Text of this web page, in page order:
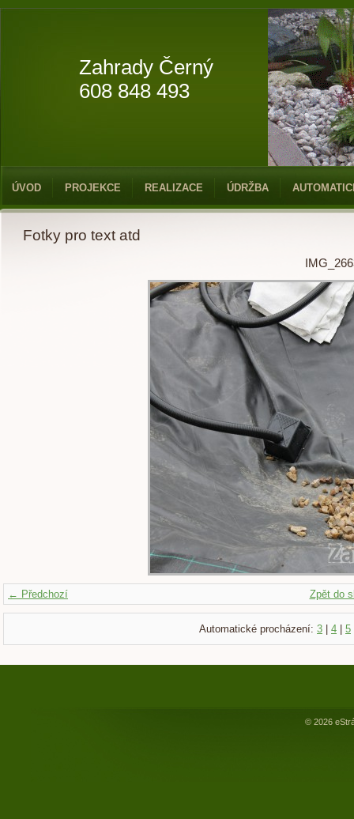
Zahrady Černý
608 848 493
ÚVOD PROJEKCE REALIZACE ÚDRŽBA
Fotky pro text atd
← Předchozí Zpět do
Automatické procházení: 3 4 5
© 2026